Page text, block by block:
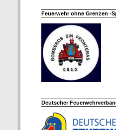
Feuerwehr ohne Grenzen -
Deutscher